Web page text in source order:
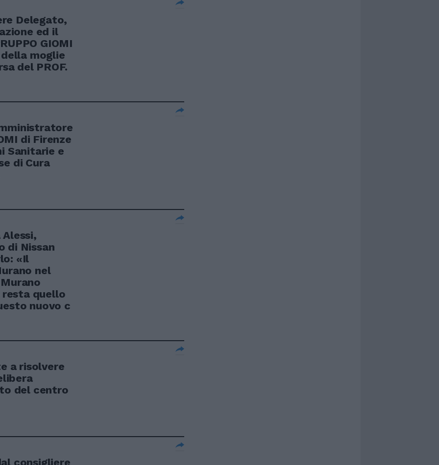
Delegato,
ed il
GIOMI
moglie
del PROF.
di Firenze
Sanitarie e
di Cura
Alessi,
di Nissan
«Il
nel
quello
nuovo c
a risolvere
del centro
consigliere